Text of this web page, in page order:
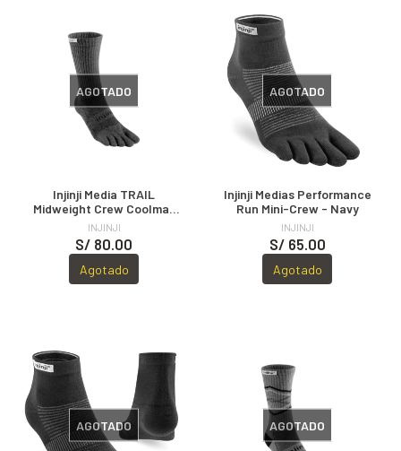
AGOTADO
Injinji Media TRAIL
Midweight Crew Coolmax
Granite
INJINJI
S/ 80.00
Agotado
AGOTADO
Injinji Medias Performance
Run Mini-Crew - Navy
INJINJI
S/ 65.00
Agotado
AGOTADO AGOTADO